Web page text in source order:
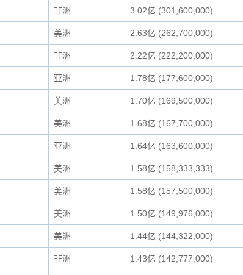
非洲 3.02亿 (301,600,000)
美洲 2.63亿 (262,700,000)
非洲 2.22亿 (222,200,000)
亚洲 1.78亿 (177,600,000)
美洲 1.70亿 (169,500,000)
美洲 1.68亿 (167,700,000)
亚洲 1.64亿 (163,600,000)
美洲 1.58亿 (158,333,333)
美洲 1.58亿 (157,500,000)
美洲 1.50亿 (149,976,000)
美洲 1.44亿 (144,322,000)
非洲 1.43亿 (142,777,000)